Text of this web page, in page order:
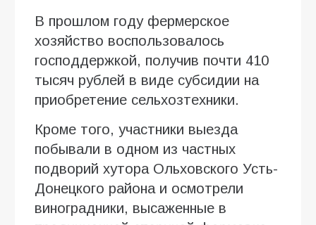
В прошлом году фермерское
хозяйство воспользовалось
господдержкой, получив почти 410
тысяч рублей в виде субсидии на
приобретение сельхозтехники.
Кроме того, участники выезда
побывали в одном из частных
подворий хутора Ольховского Усть-
Донецкого района и осмотрели
виноградники, высаженные в